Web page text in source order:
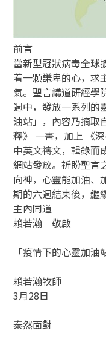
前言
當新型冠狀病毒全球
着一顆謙卑的心，求
氣。聖言講道研經學
週中，發放一系列的
油站」，內容乃摘取
釋》 一書，加上 《
中英文禱文，輯錄而
網站發放。祈盼聖言
向神，心靈能加油、
期的六週結束後，繼
主內同道
賴若瀚 敬啟
「疫情下的心靈加油
賴若瀚牧師
3月28日
泰然面對